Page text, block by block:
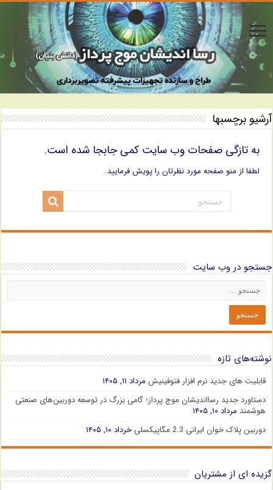
آرشیو برچسبها
به تازگی صفحات وب سایت کمی جابجا شده است.
لطفا از منو صفحه مورد نظرتان را پویش فرمایید.
جستجو در وب سایت
نوشته‌های تازه
قابلیت های جدید نرم افزار فتوفینیش مرداد ۱۱, ۱۴۰۵
دستاورد جدید رسااندیشان موج پرداز؛ گامی بزرگ در توسعه دوربین‌های صنعتی
هوشمند مرداد ۱۰, ۱۴۰۵
دوربین پلاک خوان ایرانی 2.3 مگاپیکسلی
خرداد ۱۰, ۱۴۰۵
گزیده ای از مشتریان